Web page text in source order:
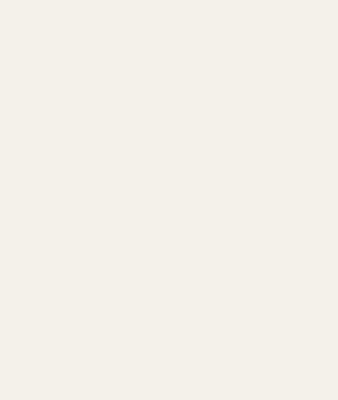
ることです。
い場合は、どのモデルを使うべきか教え